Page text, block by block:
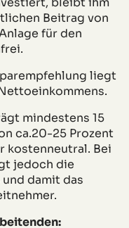
Beitrag von
für den
liegt
mindestens 15
ca.20-25 Prozent
kostenneutral. Bei
jedoch die
damit das